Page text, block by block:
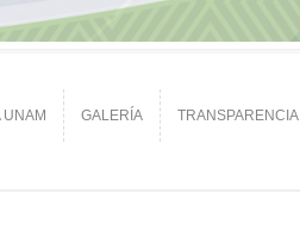
GALERÍA TRANSPARENCIA